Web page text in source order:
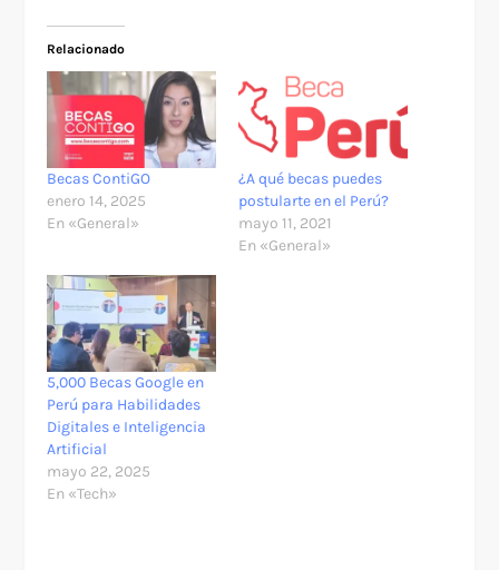
Relacionado
Becas ContiGO
enero 14, 2025
En «General»
¿A qué becas puedes
postularte en el Perú?
mayo 11, 2021
En «General»
5,000 Becas Google en
Perú para Habilidades
Digitales e Inteligencia
Artificial
mayo 22, 2025
En «Tech»